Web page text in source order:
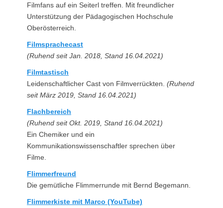
Filmfans auf ein Seiterl treffen. Mit freundlicher
Unterstützung der Pädagogischen Hochschule
Oberösterreich.
Filmsprachecast
(Ruhend seit Jan. 2018, Stand 16.04.2021)
Filmtastisch
Leidenschaftlicher Cast von Filmverrückten. (Ruhend
seit März 2019, Stand 16.04.2021)
Flachbereich
(Ruhend seit Okt. 2019, Stand 16.04.2021)
Ein Chemiker und ein
Kommunikationswissenschaftler sprechen über
Filme.
Flimmerfreund
Die gemütliche Flimmerrunde mit Bernd Begemann.
Flimmerkiste mit Marco (YouTube)